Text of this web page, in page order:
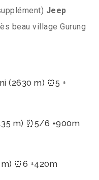
Jeep
beau village Gurung
(2630 m) ⏰5 +
m) ⏰5/6 +900m
⏰6 +420m